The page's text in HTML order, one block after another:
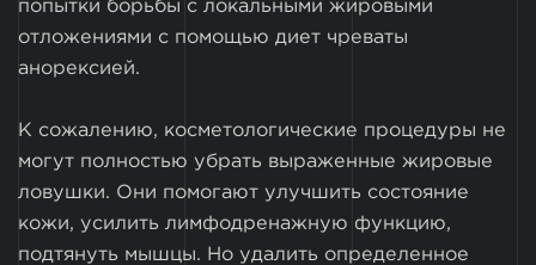
попытки борьбы с локальными жировыми
отложениями с помощью диет чреваты
анорексией.
К сожалению, косметологические процедуры не
могут полностью убрать выраженные жировые
ловушки. Они помогают улучшить состояние
кожи, усилить лимфодренажную функцию,
подтянуть мышцы. Но удалить определенное